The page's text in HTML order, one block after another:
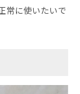
常に使いたいで